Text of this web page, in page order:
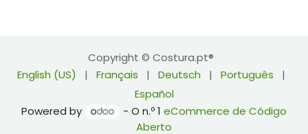
Copyright © Costura.pt®
English (US)
| Français | Deutsch | Português
|
Español
Powered by
- O n.º 1 eCommerce de Código
Aberto